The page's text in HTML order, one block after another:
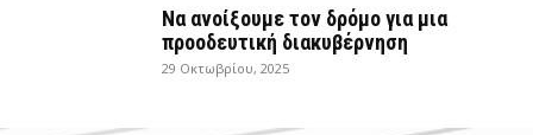
Να ανοίξουμε τον δρόμο για μια
προοδευτική διακυβέρνηση
29 Οκτωβρίου, 2025